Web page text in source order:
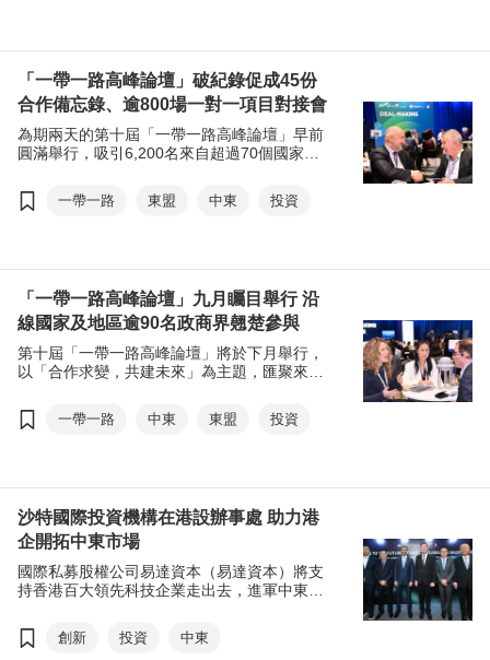
「一帶一路高峰論壇」破紀錄促成45份
合作備忘錄、逾800場一對一項目對接會
為期兩天的第十屆「一帶一路高峰論壇」早前
圓滿舉行，吸引6,200名來自超過70個國家及
45份合作備忘錄，涵蓋航空、能源、金融、基
礎設施及科技等多個領域，並展示超過300個
一帶一路 東盟 中東 投資
「一帶一路高峰論壇」九月矚目舉行 沿
線國家及地區逾90名政商界翹楚參與
第十屆「一帶一路高峰論壇」將於下月舉行，
以「合作求變，共建未來」為主題，匯聚來自
90名主要官員和商界翹楚參與，並新增「一帶
一路重點項目」和「聚焦中東及東盟市場」兩
一帶一路 中東 東盟 投資
沙特國際投資機構在港設辦事處 助力港
企開拓中東市場
國際私募股權公司易達資本（易達資本）將支
持香港百大領先科技企業走出去，進軍中東市
創新 投資 中東